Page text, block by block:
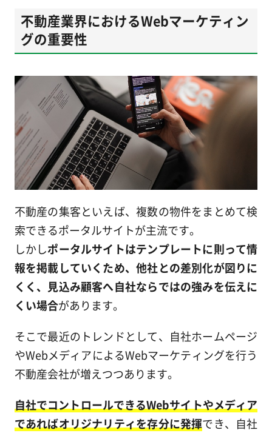
不動産業界におけるWebマーケティン
グの重要性
不動産の集客といえば、複数の物件をまとめて検
索できるポータルサイトが主流です。
しかしポータルサイトはテンプレートに則って情
報を掲載していくため、他社との差別化が図りに
くく、見込み顧客へ自社ならではの強みを伝えに
くい場合があります。
そこで最近のトレンドとして、自社ホームページ
やWebメディアによるWebマーケティングを行う
不動産会社が増えつつあります。
自社でコントロールできるWebサイトやメディア
であればオリジナリティを存分に発揮でき、自社